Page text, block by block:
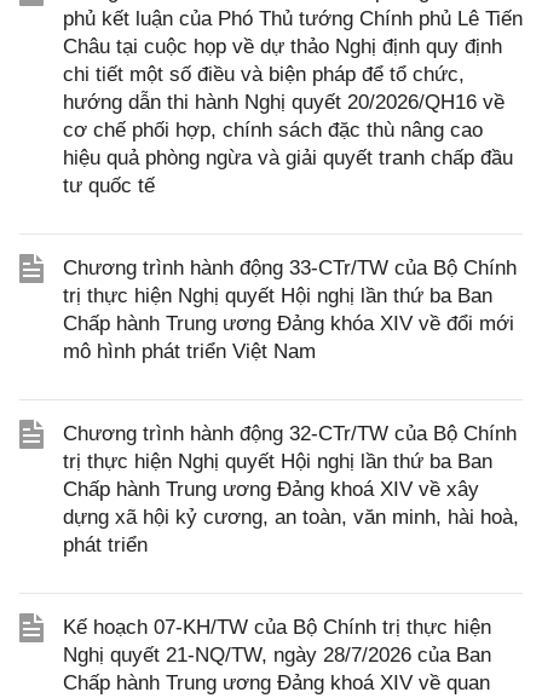
phủ kết luận của Phó Thủ tướng Chính phủ Lê Tiến
Châu tại cuộc họp về dự thảo Nghị định quy định
chi tiết một số điều và biện pháp để tổ chức,
hướng dẫn thi hành Nghị quyết 20/2026/QH16 về
cơ chế phối hợp, chính sách đặc thù nâng cao
hiệu quả phòng ngừa và giải quyết tranh chấp đầu
tư quốc tế
Chương trình hành động 33-CTr/TW của Bộ Chính
trị thực hiện Nghị quyết Hội nghị lần thứ ba Ban
Chấp hành Trung ương Đảng khóa XIV về đổi mới
mô hình phát triển Việt Nam
Chương trình hành động 32-CTr/TW của Bộ Chính
trị thực hiện Nghị quyết Hội nghị lần thứ ba Ban
Chấp hành Trung ương Đảng khoá XIV về xây
dựng xã hội kỷ cương, an toàn, văn minh, hài hoà,
phát triển
Kế hoạch 07-KH/TW của Bộ Chính trị thực hiện
Nghị quyết 21-NQ/TW, ngày 28/7/2026 của Ban
Chấp hành Trung ương Đảng khoá XIV về quan